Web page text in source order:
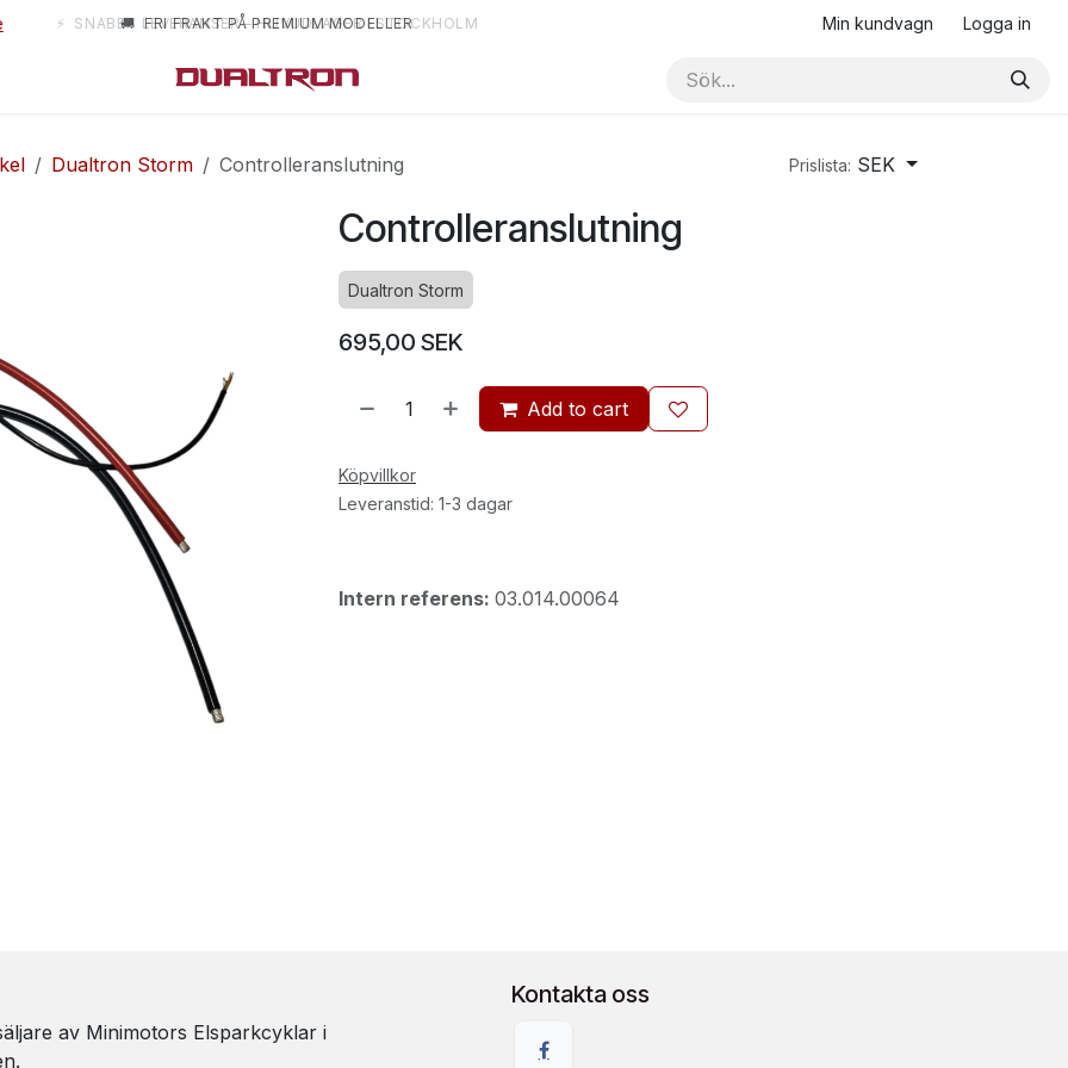
Min kundvagn Logga in
🚚 FRI FRAKT PÅ PREMIUM MODELLER
⚡ SNABBA LEVERANSER – HUVUDLAGER I STOCKHOLM
Dualtron Storm Controlleranslutning Prislista: SEK
Controlleranslutning
Dualtron Storm
695,00 SEK
Add to cart
Köpvillkor
Leveranstid: 1-3 dagar
Intern referens: 03.014.00064
av Minimotors Elsparkcyklar i
Kontakta oss